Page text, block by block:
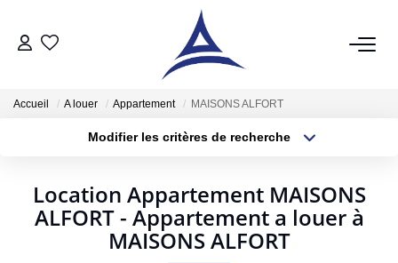
VENTES
Acheter
Vendre
Estimer
Accueil A louer Appartement MAISONS ALFORT
Modifier les critères de recherche
Surface min Budget max
Plus de critères Créer une alerte
Location Appartement MAISONS
ALFORT - Appartement a louer à
MAISONS ALFORT